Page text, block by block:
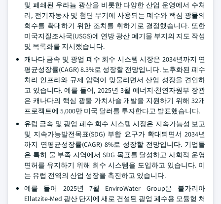
및 폐쇄된 우라늄 광산을 비롯한 다양한 산업 운영에서 수처
리, 전기자동차 및 첨단 무기에 사용되는 폐수와 핵심 광물의
회수를 확대하기 위한 조치를 취하기로 결정했습니다. 또한
미국지질조사국(USGS)에 연방 광산 폐기물 부지의 지도 작성
및 목록화를 지시했습니다.
캐나다 금속 및 광업 폐수 회수 시스템 시장은 2034년까지 연
평균성장률(CAGR) 8.3%로 성장할 전망입니다. 노후화된 폐수
처리 인프라와 규제 압력이 맞물리면서 산업 성장을 견인하
고 있습니다. 예를 들어, 2025년 3월 에너지·천연자원부 장관
은 캐나다의 핵심 광물 가치사슬 개발을 지원하기 위해 32개
프로젝트에 5,000만 미국 달러를 투자한다고 발표했습니다.
유럽 금속 및 광업 폐수 회수 시스템 시장은 지속가능성 보고
및 지속가능발전목표(SDG) 부합 요구가 확대되면서 2034년
까지 연평균성장률(CAGR) 8%로 성장할 전망입니다. 기업들
은 특히 물 부족 지역에서 SDG 목표를 달성하고 사회적 운영
면허를 유지하기 위해 회수 시스템을 도입하고 있습니다. 이
는 유럽 전역의 산업 성장을 촉진하고 있습니다.
예를 들어 2025년 7월 EnviroWater Group은 불가리아
Ellatzite-Med 광산 단지에 새로 건설된 광업 폐수용 모듈형 처